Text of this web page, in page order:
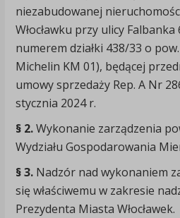
niezabudowanej
Włocławku przy ulicy
numerem działki 438/33 o
Michelin KM 01), będącej
umowy sprzedaży Rep. A Nr
stycznia 2024 r.
§ 2.Wykonanie zarządzenia
Wydziału Gospodarowania
§ 3.Nadzór nad wykonaniem
się właściwemu w zakresie
Prezydenta Miasta Włocławek.